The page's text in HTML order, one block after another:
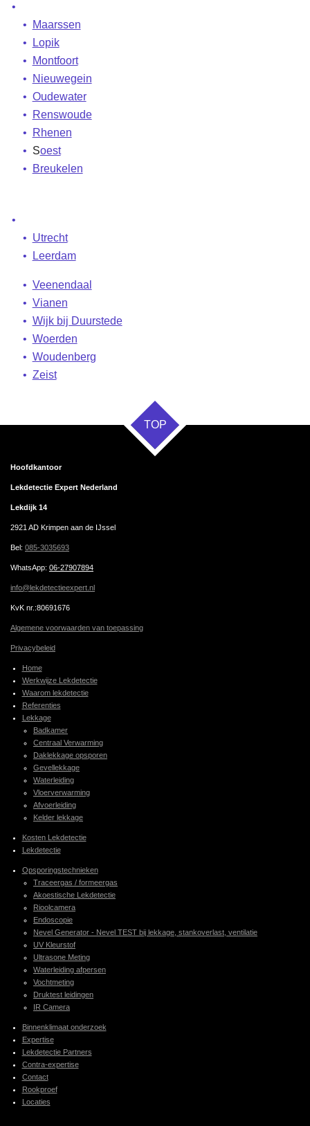
Maarssen
Lopik
Montfoort
Nieuwegein
Oudewater
Renswoude
Rhenen
Soest
Breukelen
Utrecht
Leerdam
Veenendaal
Vianen
Wijk bij Duurstede
Woerden
Woudenberg
Zeist
TOP
Hoofdkantoor
Lekdetectie Expert Nederland
Lekdijk 14
2921 AD Krimpen aan de IJssel
Bel: 085-3035693
WhatsApp: 06-27907894
info@lekdetectieexpert.nl
KvK nr.:80691676
Algemene voorwaarden van toepassing
Privacybeleid
Home
Werkwijze Lekdetectie
Waarom lekdetectie
Referenties
Lekkage
Badkamer
Centraal Verwarming
Daklekkage opsporen
Gevellekkage
Waterleiding
Vloerverwarming
Afvoerleiding
Kelder lekkage
Kosten Lekdetectie
Lekdetectie
Opsporingstechnieken
Traceergas / formeergas
Akoestische Lekdetectie
Rioolcamera
Endoscopie
Nevel Generator - Nevel TEST bij lekkage, stankoverlast, ventilatie
UV Kleurstof
Ultrasone Meting
Waterleiding afpersen
Vochtmeting
Druktest leidingen
IR Camera
Binnenklimaat onderzoek
Expertise
Lekdetectie Partners
Contra-expertise
Contact
Rookproef
Locaties